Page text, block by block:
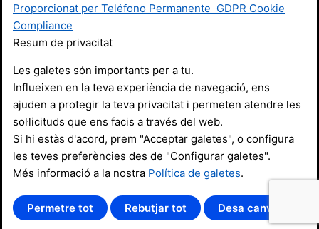
Proporcionat per Teléfono Permanente GDPR Cookie
Compliance
Resum de privacitat
Les galetes són importants per a tu.
Influeixen en la teva experiència de navegació, ens
ajuden a protegir la teva privacitat i permeten atendre les
sol·licituds que ens facis a través del web.
Si hi estàs d'acord, prem "Acceptar galetes", o configura
les teves preferències des de "Configurar galetes".
Més informació a la nostra Política de galetes.
Permetre tot Rebutjar tot Desa canvis